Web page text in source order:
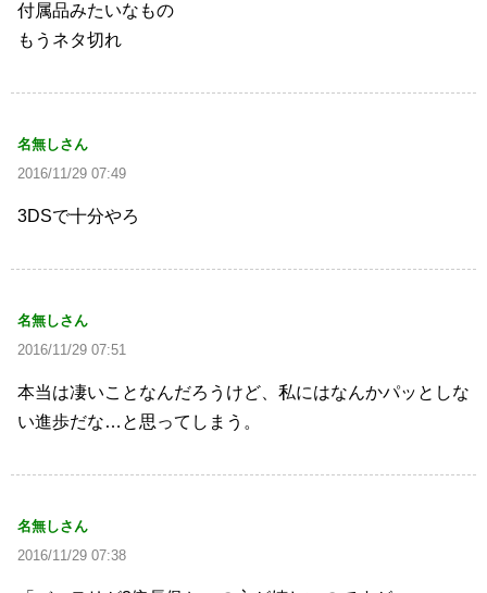
付属品みたいなもの
もうネタ切れ
名無しさん
2016/11/29 07:49
3DSで十分やろ
名無しさん
2016/11/29 07:51
本当は凄いことなんだろうけど、私にはなんかパッとしな
い進歩だな…と思ってしまう。
名無しさん
2016/11/29 07:38